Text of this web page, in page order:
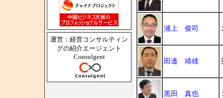
運営：経営コンサルティン
グの紹介エージェント
Consulgent
浦上 俊司
田邉 靖雄
黒田 真也